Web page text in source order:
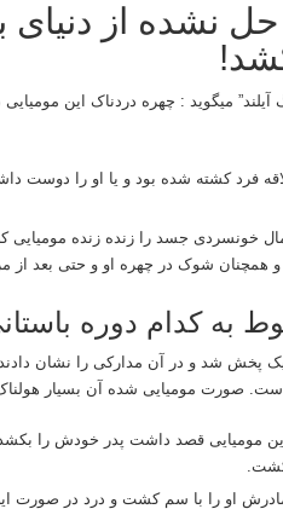
نشده از دنیای
میگوید : چهره دردناک این مومیایی
فرد کشته شده بود و یا او را دوست
خونسردی جسد را زنده زنده
شوک در چهره او و حتی بعد
به کدام دوره
پخش شد و در آن مدارکی را نشان
صورت مومیایی شده آن بسیار
مومیایی قصد داشت پدر خودش را بکشد
کشت.
او را با سم کشت و درد در صورت